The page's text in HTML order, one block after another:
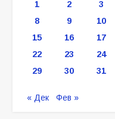
1 2 3
8
9 10
15
16 17
22
23 24
29
30 31
« Дек Фев »